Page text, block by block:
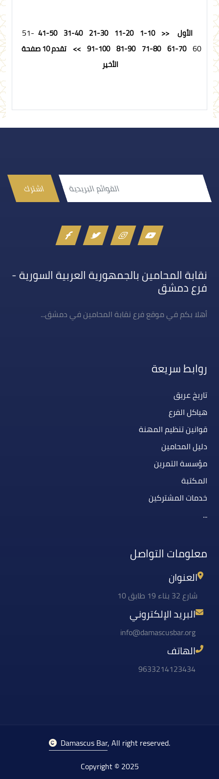
الأول <<
1-10
11-20
21-30
31-40
41-50
51-
60
61-70
71-80
81-90
91-100
>> تقدم 10 صفحة
الأخير
اشترك
نقابة المحامين بالجمهورية العربية السورية -
فرع دمشق
أهلا بكم في موقع فرع نقابة المحامين في دمشق...
روابط سريعة
تاريخ عريق
هياكل الفرع
قوانين تنظيم المهنة
دليل المحامين
مؤسسة التمرين
المكتبة
خدمات المشتركين
...
معلومات التواصل
العنوان
شارع 32 بناء 19 طابق 10
البريد الإلكتروني
info@damascusbar.org
الهاتف
9633214123434
Damascus Bar, All right reserved.
Copyright © 2025